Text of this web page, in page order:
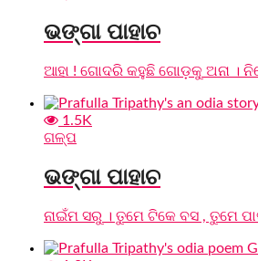
ଭଙ୍ଗା ପାହାଚ
ଆହା ! ଗୋଦରି କହୁଛି ଗୋଡ଼କୁ ଅନା ।
1.5K
ଗଳ୍ପ
ଭଙ୍ଗା ପାହାଚ
ନାଇଁମ ସରୁ । ତୁମେ ଟିକେ ବସ , ତୁମେ